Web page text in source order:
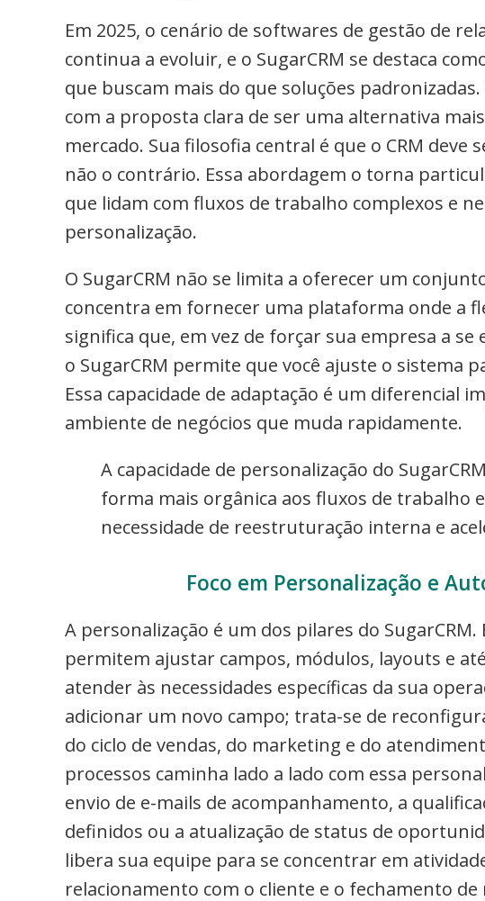
Em 2025, o cenário de softwares de gestão de
continua a evoluir, e o SugarCRM se destaca
que buscam mais do que soluções padronizadas.
com a proposta clara de ser uma alternativa
mercado. Sua filosofia central é que o CRM deve
não o contrário. Essa abordagem o torna
que lidam com fluxos de trabalho complexos e
personalização.
O SugarCRM não se limita a oferecer um
concentra em fornecer uma plataforma onde a
significa que, em vez de forçar sua empresa a
o SugarCRM permite que você ajuste o sistema
Essa capacidade de adaptação é um diferencial
ambiente de negócios que muda rapidamente.
A capacidade de personalização do
forma mais orgânica aos fluxos de trabalho
necessidade de reestruturação interna e
Foco em Personalização e
A personalização é um dos pilares do
permitem ajustar campos, módulos, layouts e
atender às necessidades específicas da sua
adicionar um novo campo; trata-se de
do ciclo de vendas, do marketing e do
processos caminha lado a lado com essa
envio de e-mails de acompanhamento, a
definidos ou a atualização de status de
libera sua equipe para se concentrar em
relacionamento com o cliente e o fechamento de